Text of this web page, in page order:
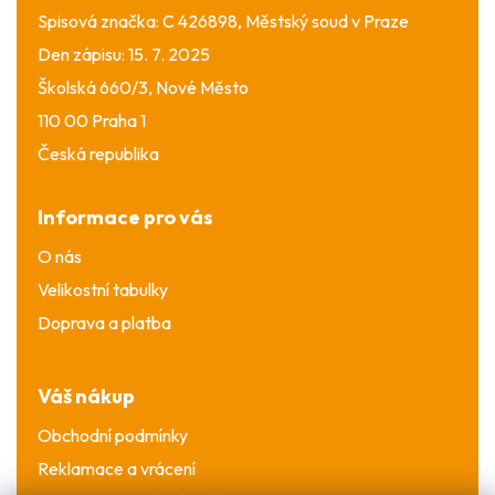
Spisová značka: C 426898, Městský soud v Praze
Den zápisu: 15. 7. 2025
Školská 660/3, Nové Město
110 00 Praha 1
Česká republika
Informace pro vás
O nás
Velikostní tabulky
Doprava a platba
Váš nákup
Obchodní podmínky
Reklamace a vrácení